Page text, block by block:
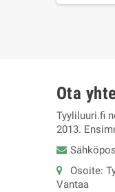
Ota
Tyyliluuri.fi
2013.
Osoite:
Vantaa